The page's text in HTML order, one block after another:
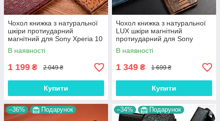
Чохол книжка з натуральної
шкіри протиударний
магнітний для Sony Xperia 10
III "JACOSA"
В наявності
1 199 ₴ 2 049 ₴
Купити
Чохол книжка з натуральної
LUX шкіри магнітний
протиударний для Sony
Xperia 10 III "ZENUS"
В наявності
1 349 ₴ 1 699 ₴
Купити
–36% Подарунок –34% Подарунок